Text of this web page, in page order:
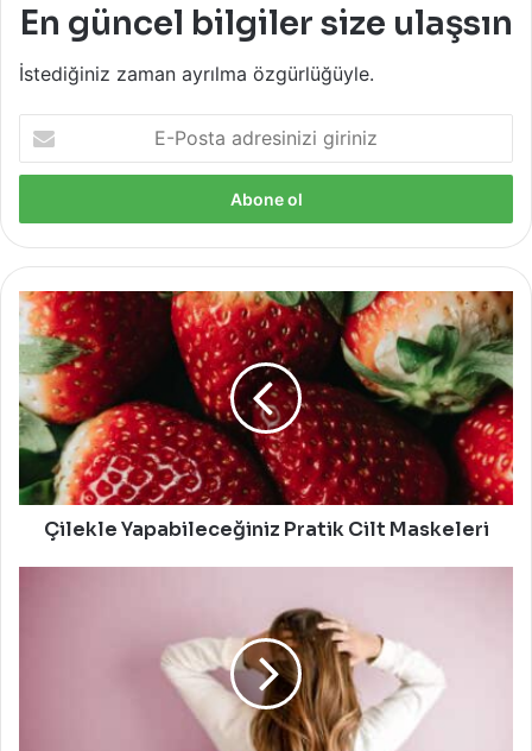
En güncel bilgiler size ulaşsın
İstediğiniz zaman ayrılma özgürlüğüyle.
Posta
adresinizi
Çilekle
Yapabileceğiniz
Pratik
Cilt
Maskeleri
Çilekle Yapabileceğiniz Pratik Cilt Maskeleri